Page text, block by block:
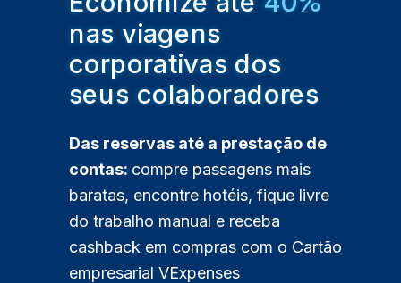
nas viagens
corporativas dos
seus colaboradores
Das reservas até a prestação de
contas: compre passagens mais
baratas, encontre hotéis, fique livre
do trabalho manual e receba
cashback em compras com o Cartão
empresarial VExpenses